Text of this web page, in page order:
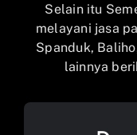
Selain itu
melayani jasa
Spanduk,
lainnya